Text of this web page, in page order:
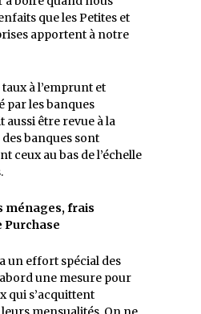
que les Petites et
apportent à notre
à l’emprunt et
par les banques
aussi être revue à la
banques sont
ceux au bas de l’échelle
ménages, frais
Purchase
un effort spécial des
une mesure pour
qui s’acquittent